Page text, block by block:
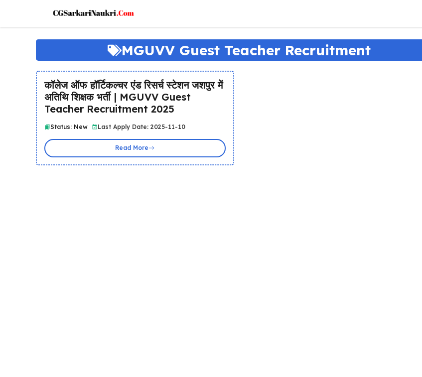
content
MGUVV Guest Teacher Recruitment
कॉलेज ऑफ हॉर्टिकल्चर एंड रिसर्च स्टेशन जशपुर में
अतिथि शिक्षक भर्ती | MGUVV Guest
Teacher Recruitment 2025
Status: New Last Apply Date: 2025-11-10
Read More